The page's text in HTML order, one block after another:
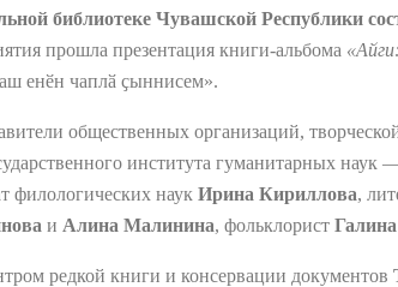
библиотеке Чувашской Республики
прошла презентация книги-альбома
енӗн чаплӑ ҫыннисем».
общественных организаций,
института гуманитарных
филологических наук Ирина Кириллова,
и Алина Малинина, фольклорист
редкой книги и консервации документов